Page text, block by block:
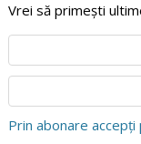
Vrei să primești
Prin abonare